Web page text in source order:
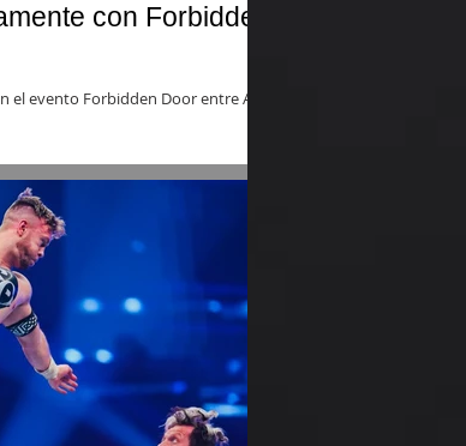
con Forbidden
evento Forbidden Door entre AEW